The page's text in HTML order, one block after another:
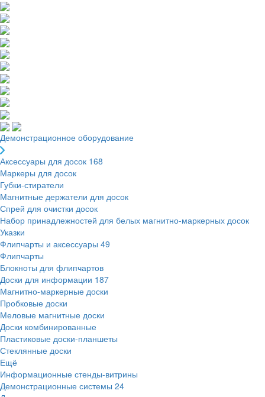
Демонстрационное оборудование
Аксессуары для досок 168
Маркеры для досок
Губки-стиратели
Магнитные держатели для досок
Спрей для очистки досок
Набор принадлежностей для белых магнитно-маркерных досок
Указки
Флипчарты и аксессуары 49
Флипчарты
Блокноты для флипчартов
Доски для информации 187
Магнитно-маркерные доски
Пробковые доски
Меловые магнитные доски
Доски комбинированные
Пластиковые доски-планшеты
Стеклянные доски
Ещё
Информационные стенды-витрины
Демонстрационные системы 24